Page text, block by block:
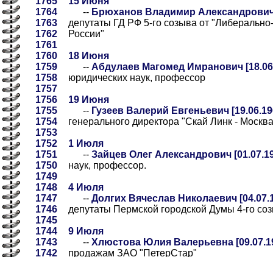
1764
1763
1762
1761
1760
1759
1758
1757
1756
1755
1754
1753
1752
1751
1750
1749
1748
1747
1746
1745
1744
1743
1742
-- Брюханов Владимир
депутаты ГД РФ 5-го созыва от
России"
18 Июня
-- Абдулаев Магомед Имранович
юридических наук, профессор
19 Июня
-- Гузеев Валерий Евгеньевич
генерального директора "Скай Линк -
1 Июля
-- Зайцев Олег Александрович
наук, профессор.
4 Июля
-- Долгих Вячеслав Николаевич
депутаты Пермской городской Думы 4-го
9 Июля
-- Хлюстова Юлия Валерьевна
продажам ЗАО "ПетерСтар"